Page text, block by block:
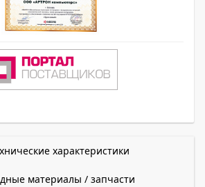
характеристики
материалы / запчасти